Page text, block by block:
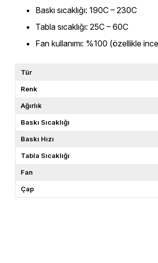
Baskı sıcaklığı: 190C – 230C
Tabla sıcaklığı: 25C – 60C
Fan kullanımı: %100 (özellikle
Tür
Renk
Ağırlık
Baskı Sıcaklığı
Baskı Hızı
Tabla Sıcaklığı
Fan
Çap